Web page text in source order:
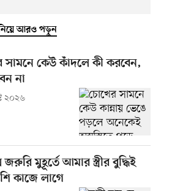
আরও পড়ুন
কেউ কাঁদলে কী করবেন,
না
২০২৬
মুহূর্তে আমার স্ত্রীর বুদ্ধিই
কাজে লাগে